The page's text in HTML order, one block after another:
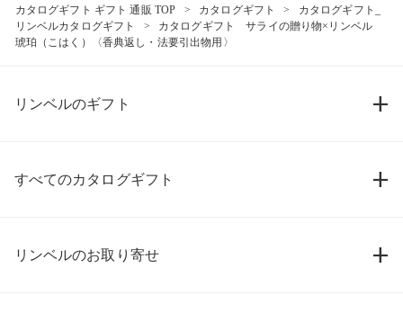
カタログギフト ギフト 通販 TOP カタログギフト
カタログギフト_
リンベルカタログギフト
カタログギフト サライの贈り物×リンベル
琥珀（こはく）〈香典返し・法要引出物用〉
リンベルのギフト
すべてのカタログギフト
リンベルのお取り寄せ